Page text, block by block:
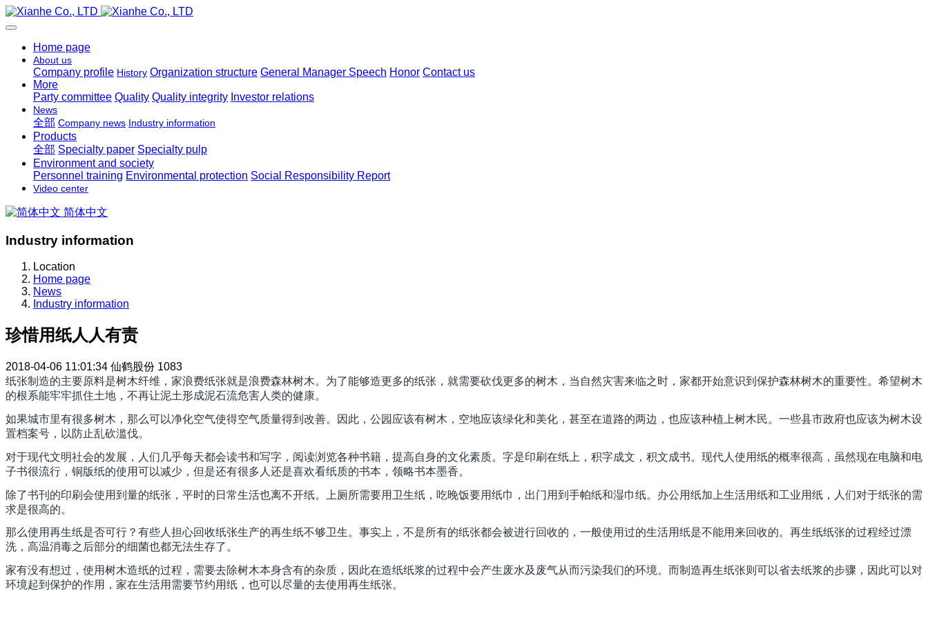
Home page
About us
Company profile History Organization structure General Manager Speech Honor Contact us
More
Party committee Quality Quality integrity Investor relations
News
全部 Company news Industry information
Products
全部 Specialty paper Specialty pulp
Environment and society
Personnel training Environmental protection Social Responsibility Report
Video center
简体中文
Industry information
Location
Home page
News
Industry information
珍惜用纸人人有责
2018-04-06 11:01:34 仙鹤股份 1083
纸张制造的主要原料是树木纤维，家浪费纸张就是浪费森林树木。为了能够造更多的纸张，就需要砍伐更多的树木，当自然灾害来临之时，家都开始意识到保护森林树木的重要性。希望树木
的根系能牢牢抓住土地，不再让泥土形成泥石流危害人类的健康。
如果城市里有很多树木，那么可以净化空气使得空气质量得到改善。因此，公园应该有树木，空地应该绿化和美化，甚至在道路的两边，也应该种植上树木民。一些县市政府也应该为树木设
置档案号，以防止乱砍滥伐。
对于现代文明社会的发展，人们几乎每天都会读书和写字，阅读浏览各种书籍，提高自身的文化素质。字是印刷在纸上，积字成文，积文成书。现代人使用纸的概率很高，虽然现在电脑和电
子书很流行，铜版纸的使用可以减少，但是还有很多人还是喜欢看纸质的书本，领略书本墨香。
除了书刊的印刷会使用到量的纸张，平时的日常生活也离不开纸。上厕所需要用卫生纸，吃晚饭要用纸巾，出门用到手帕纸和湿巾纸。办公用纸加上生活用纸和工业用纸，人们对于纸张的需
求是很高的。
那么使用再生纸是否可行？有些人担心回收纸张生产的再生纸不够卫生。事实上，不是所有的纸张都会被进行回收的，一般使用过的生活用纸是不能用来回收的。再生纸纸张的过程经过漂
洗，高温消毒之后部分的细菌也都无法生存了。
家有没有想过，使用树木造纸的过程，需要去除树木本身含有的杂质，因此在造纸纸浆的过程中会产生废水及废气从而污染我们的环境。而制造再生纸张则可以省去纸浆的步骤，因此可以对
环境起到保护的作用，家在生活用需要节约用纸，也可以尽量的去使用再生纸张。